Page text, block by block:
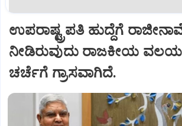
ಉಪರಾಷ್ಟ್ರಪತಿ ಹುದ್ದೆಗೆ
ನೀಡಿರುವುದು ರಾಜಕೀಯ
ಚರ್ಚೆಗೆ ಗ್ರಾಸವಾಗಿದೆ.